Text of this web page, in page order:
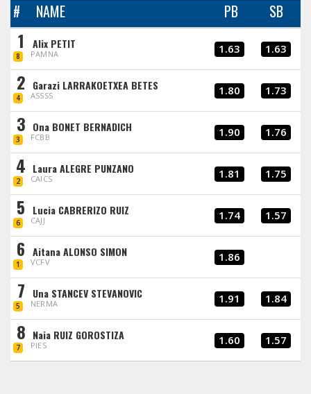
# NAME PB SB
1
8
Alix PETIT
PAMNA 1.63 1.63
2
4
Garazi LARRAKOETXEA BETES
ASSSS 1.80 1.73
3
3
Ona BONET BERNADICH
FCBB 1.90 1.76
4
2
Laura ALEGRE PUNZANO
CAICS 1.81 1.75
5
6
Lucia CABRERIZO RUIZ
CAJJ 1.74 1.57
6
1
Aitana ALONSO SIMON
VCFV 1.86
7
5
Una STANCEV STEVANOVIC
NERMA 1.91 1.84
8
7
Naia RUIZ GOROSTIZA
PIES 1.60 1.57